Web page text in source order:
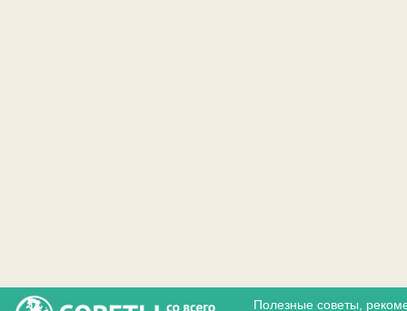
Полезные советы,